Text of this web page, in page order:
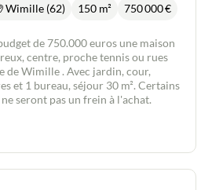
Wimille (62) 150 m² 750 000€
de 750.000 euros une maison
centre, proche tennis ou rues
de Wimille . Avec jardin, cour,
et 1 bureau, séjour 30 m². Certains
seront pas un frein à l'achat.